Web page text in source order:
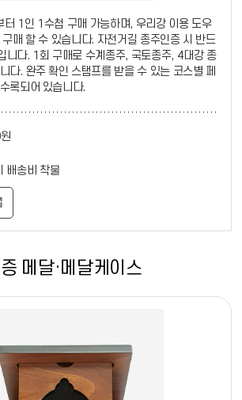
1인 1수첩 구매 가능하며, 우리강 이용 도우
매 할 수 있습니다. 자전거길 종주인증 시 반드
니다. 1회 구매로 수계종주, 국토종주, 4대강 종
다. 완주 확인 스탬프를 받을 수 있는 코스별 페
록되어 있습니다.
배송비 착불
메달·메달케이스